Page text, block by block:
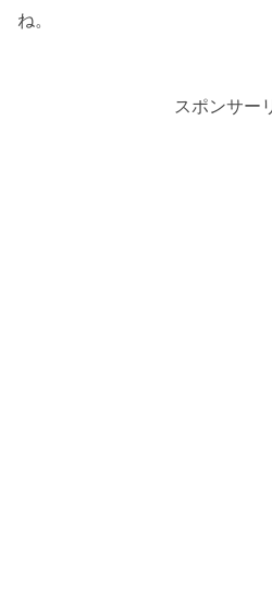
ね。
スポンサー